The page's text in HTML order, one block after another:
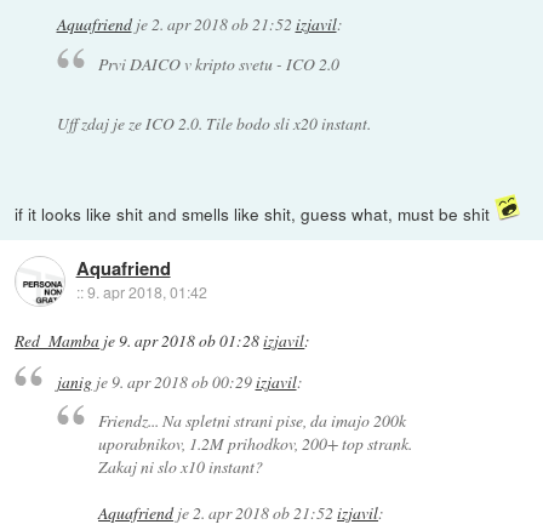
Aquafriendje2. apr 2018 ob 21:52 izjavil:
Prvi DAICO v kripto svetu - ICO 2.0
Uff zdaj je ze ICO 2.0. Tile bodo sli x20 instant.
if it looks like shit and smells like shit, guess what, must be shit
Aquafriend
::9. apr 2018, 01:42
Red_Mamba je9. apr 2018 ob 01:28izjavil:
janigje 9. apr 2018 ob 00:29izjavil:
Friendz... Na spletni strani pise, da imajo 200k
uporabnikov, 1.2M prihodkov, 200+ top strank.
Zakaj ni slo x10 instant?
Aquafriendje2. apr 2018 ob 21:52izjavil: